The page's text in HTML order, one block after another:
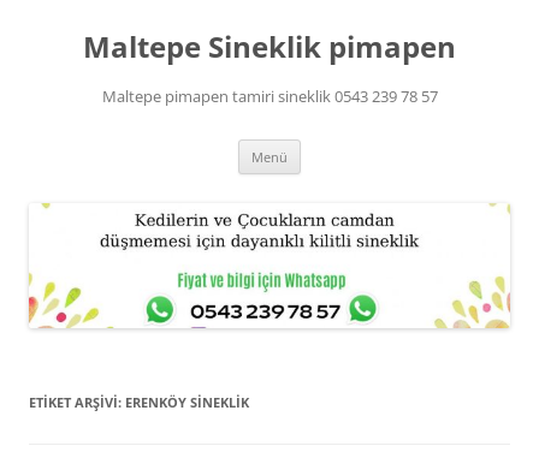
Maltepe Sineklik pimapen
Maltepe pimapen tamiri sineklik 0543 239 78 57
Menü
ETIKET ARŞIVI: ERENKÖY SINEKLIK